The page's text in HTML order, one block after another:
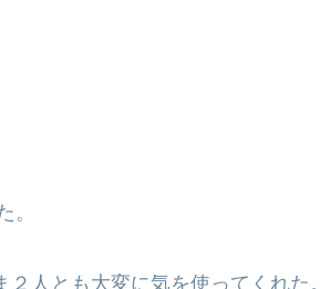
。
人とも大変に気を使ってくれた。